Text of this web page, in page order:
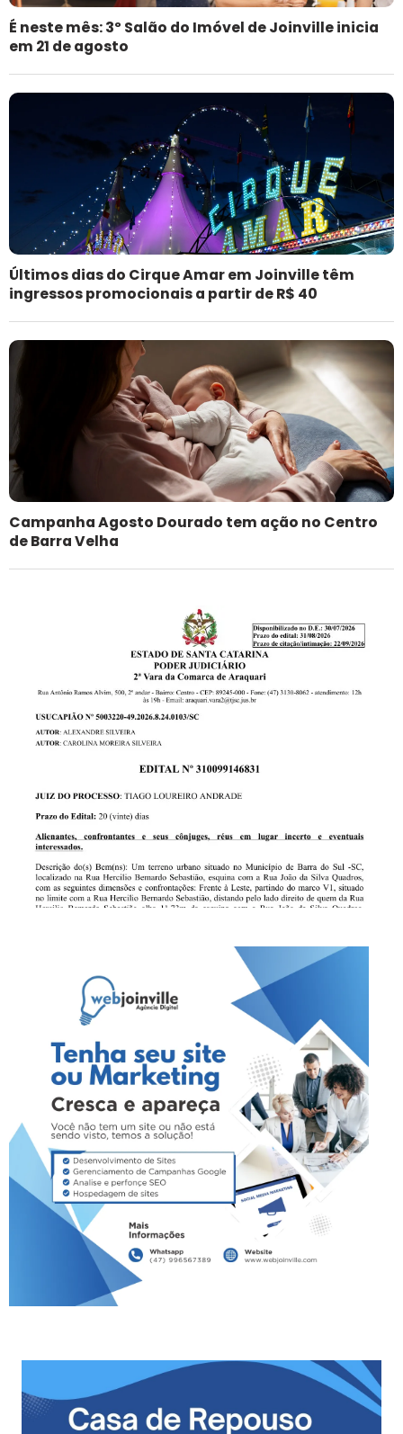
É neste mês: 3º Salão do Imóvel de Joinville inicia
em 21 de agosto
Últimos dias do Cirque Amar em Joinville têm
ingressos promocionais a partir de R$ 40
Campanha Agosto Dourado tem ação no Centro
de Barra Velha